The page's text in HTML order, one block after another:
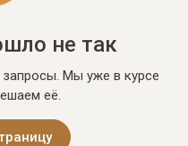
не так
запросы. Мы уже в курсе
её.